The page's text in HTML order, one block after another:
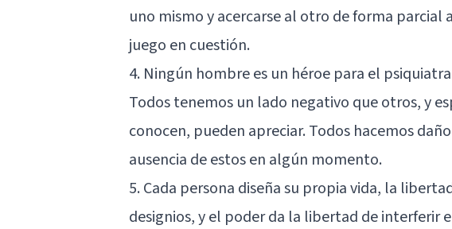
uno mismo y acercarse al otro de forma
juego en cuestión.
4. Ningún hombre es un héroe para el
Todos tenemos un lado negativo que otros, y
conocen, pueden apreciar. Todos hacemos
ausencia de estos en algún momento.
5. Cada persona diseña su propia vida, la
designios, y el poder da la libertad de interferir